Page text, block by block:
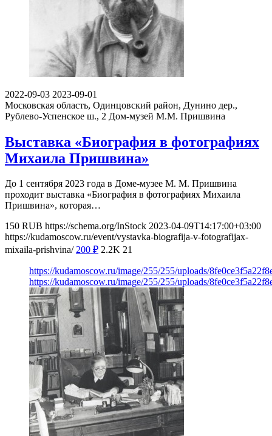
2022-09-03 2023-09-01
Московская область, Одинцовский район, Дунино дер.,
Рублево-Успенское ш., 2 Дом-музей М.М. Пришвина
Выставка «Биография в фотографиях
Михаила Пришвина»
До 1 сентября 2023 года в Доме-музее М. М. Пришвина
проходит выставка «Биография в фотографиях Михаила
Пришвина», которая…
150 RUB https://schema.org/InStock 2023-04-09T14:17:00+03:00
https://kudamoscow.ru/event/vystavka-biografija-v-fotografijax-
mixaila-prishvina/ 200 ₽ 2.2K 21
https://kudamoscow.ru/image/255/255/uploads/
https://kudamoscow.ru/image/255/255/uploads/